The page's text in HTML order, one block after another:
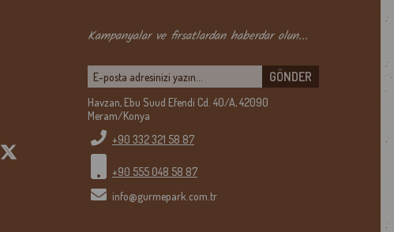
Kampanyalar ve firsatlardan haberdar olun...
GÖNDER
Havzan, Ebu Suud Efendi Cd. 40/A, 42090
Meram/Konya
+90 332 321 58 87
+90 555 048 58 87
info@gurmepark.com.tr